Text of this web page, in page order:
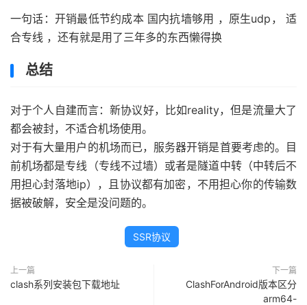
一句话：开销最低节约成本 国内抗墙够用 ，原生udp， 适
合专线 ，还有就是用了三年多的东西懒得换
总结
对于个人自建而言：新协议好，比如reality，但是流量大了
都会被封，不适合机场使用。
对于有大量用户的机场而已，服务器开销是首要考虑的。目
前机场都是专线（专线不过墙）或者是隧道中转（中转后不
用担心封落地ip），且协议都有加密，不用担心你的传输数
据被破解，安全是没问题的。
SSR协议
上一篇
clash系列安装包下载地址
下一篇
ClashForAndroid版本区分
arm64-